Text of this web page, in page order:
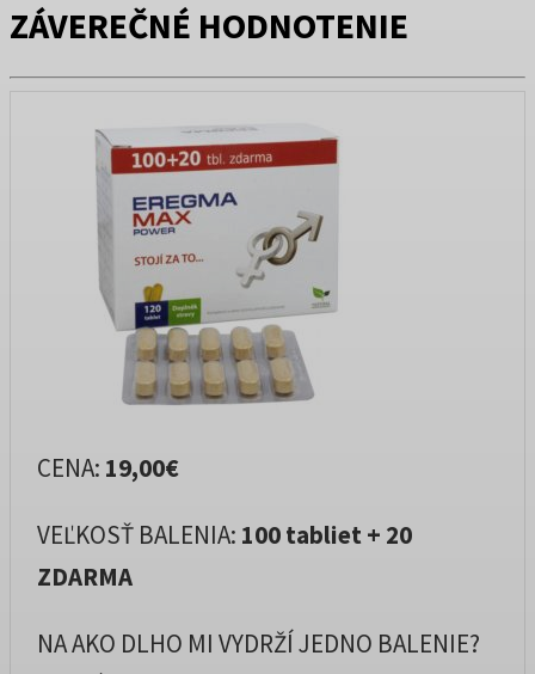
ZÁVEREČNÉ HODNOTENIE
CENA: 19,00€
VEĽKOSŤ BALENIA: 100 tabliet + 20
ZDARMA
NA AKO DLHO MI VYDRŽÍ JEDNO BALENIE?